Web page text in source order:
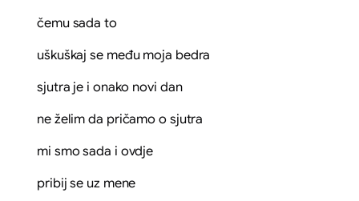
čemu sada to
uškuškaj se među moja bedra
sjutra je i onako novi dan
ne želim da pričamo o sjutra
mi smo sada i ovdje
pribij se uz mene